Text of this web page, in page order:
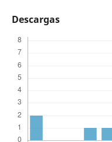
Descargas